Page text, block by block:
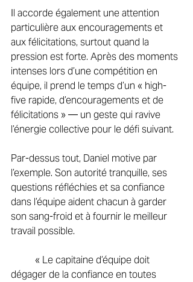
Il accorde également une attention
particulière aux encouragements et
aux félicitations, surtout quand la
pression est forte. Après des moments
intenses lors d’une compétition en
équipe, il prend le temps d’un « high-
five rapide, d’encouragements et de
félicitations » — un geste qui ravive
l’énergie collective pour le défi suivant.
Par-dessus tout, Daniel motive par
l’exemple. Son autorité tranquille, ses
questions réfléchies et sa confiance
dans l’équipe aident chacun à garder
son sang-froid et à fournir le meilleur
travail possible.
dégager de la confiance en toutes